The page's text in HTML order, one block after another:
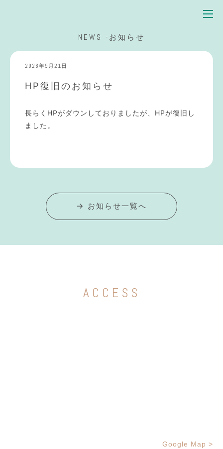
NEWS -お知らせ
2026年5月21日
HP復旧のお知らせ
長らくHPがダウンしておりましたが、HPが復旧し
ました。
→ お知らせ一覧へ
ACCESS
Google Map >